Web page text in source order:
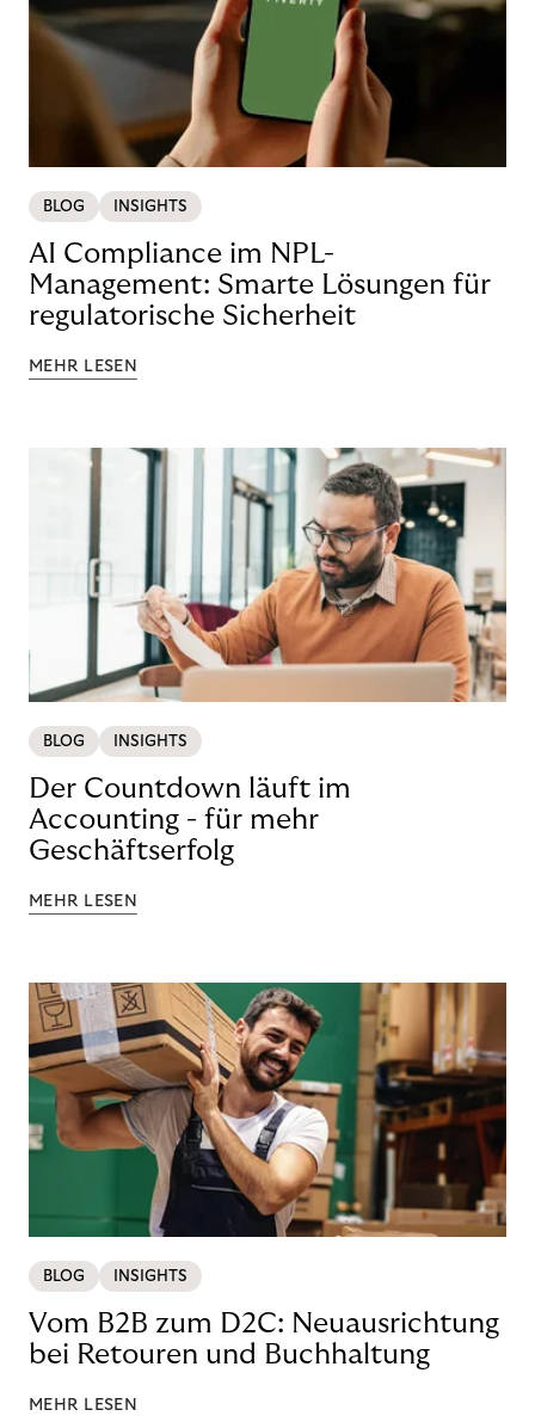
BLOG INSIGHTS
AI Compliance im NPL-
Management: Smarte Lösungen für
regulatorische Sicherheit
MEHR LESEN
BLOG INSIGHTS
Der Countdown läuft im
Accounting - für mehr
Geschäftserfolg
MEHR LESEN
BLOG INSIGHTS
Vom B2B zum D2C: Neuausrichtung
bei Retouren und Buchhaltung
MEHR LESEN